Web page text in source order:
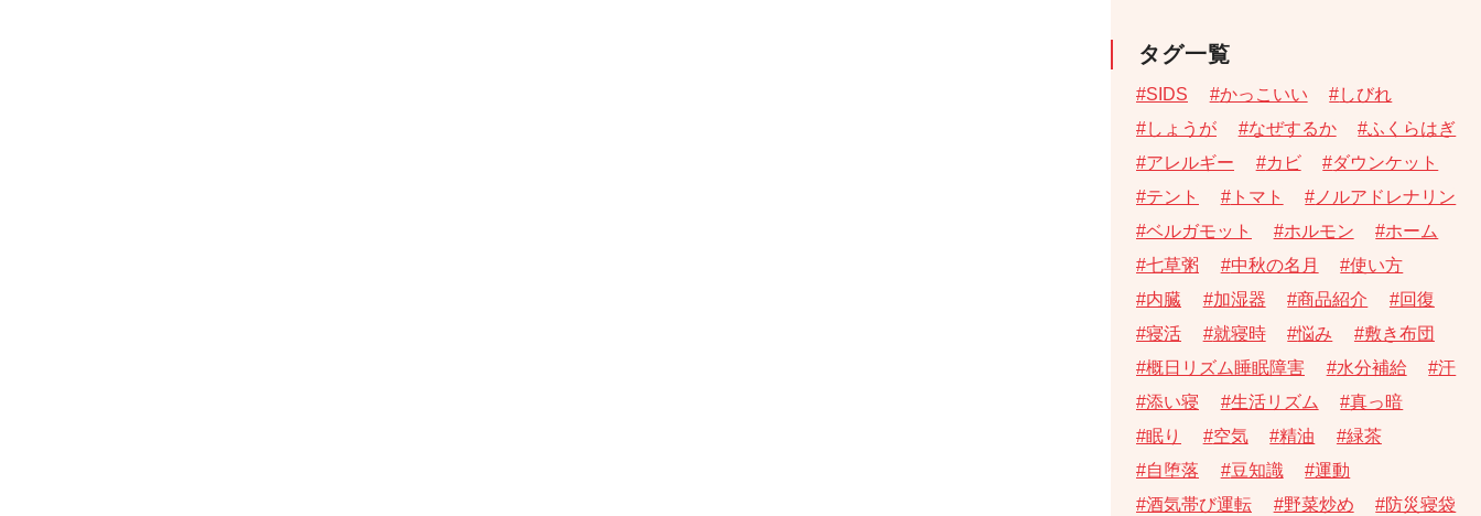
タグ一覧
SIDS かっこいい
しびれ
しょうが
なぜするか
ふくらはぎ
アレルギー
カビ
ダウンケット
テント
トマト
ノルアドレナリン
ベルガモット
ホルモン
ホーム
七草粥
中秋の名月
使い方
内臓
加湿器 商品紹介
回復
寝活
就寝時 悩み
敷き布団
概日リズム睡眠障害
水分補給
汗
添い寝
生活リズム
真っ暗
眠り
空気 精油
緑茶
自堕落
豆知識
運動
酒気帯び運転
野菜炒め
防災寝袋